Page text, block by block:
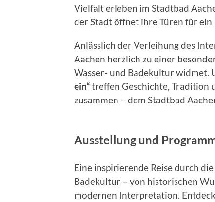
Vielfalt erleben im Stadtbad
der Stadt öffnet ihre Türen für
Anlässlich der Verleihung des
Aachen herzlich zu einer
Wasser- und Badekultur widmet.
ein“treffen Geschichte, Tradition
zusammen – dem Stadtbad
Ausstellung und
Eine inspirierende Reise durch
Badekultur – von historischen
modernen Interpretation.